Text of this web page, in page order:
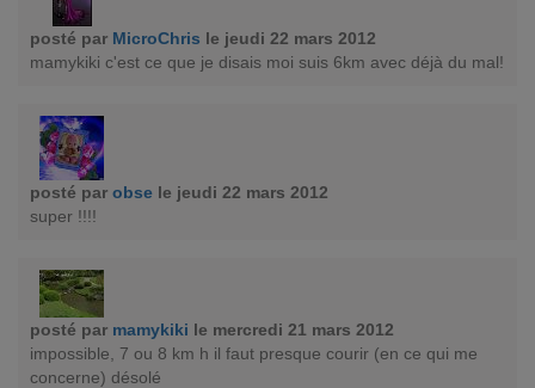
posté par MicroChris le jeudi 22 mars 2012
mamykiki c'est ce que je disais moi suis 6km avec déjà du mal!
posté par obse le jeudi 22 mars 2012
super !!!!
posté par mamykiki le mercredi 21 mars 2012
impossible, 7 ou 8 km h il faut presque courir (en ce qui me
concerne) désolé